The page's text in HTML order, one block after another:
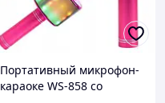
Портативный микрофон-
караоке WS-858 со